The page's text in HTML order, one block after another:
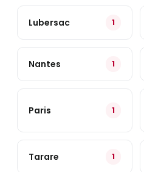
Lubersac 1
Nantes 1
Paris 1
Tarare 1